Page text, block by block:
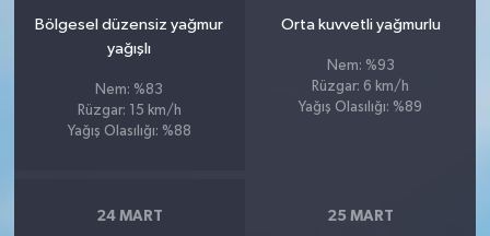
Bölgesel düzensiz yağmur
yağışlı
Nem: %83
Rüzgar: 15 km/h
Yağış Olasılığı: %88
Orta kuvvetli yağmurlu
Nem: %93
Rüzgar: 6 km/h
Yağış Olasılığı: %89
24 MART 25 MART